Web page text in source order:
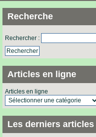
Recherche
Rechercher :
Articles en ligne
Articles en ligne
Les derniers articles